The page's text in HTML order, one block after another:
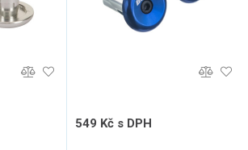
549 Kč s DPH